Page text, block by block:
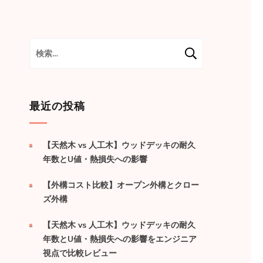
検
索:
最近の投稿
【天然木 vs 人工木】ウッドデッキの耐久
年数とU値・熱損失への影響
【外構コスト比較】オープン外構とクロー
ズ外構
【天然木 vs 人工木】ウッドデッキの耐久
年数とU値・熱損失への影響をエンジニア
視点で比較レビュー